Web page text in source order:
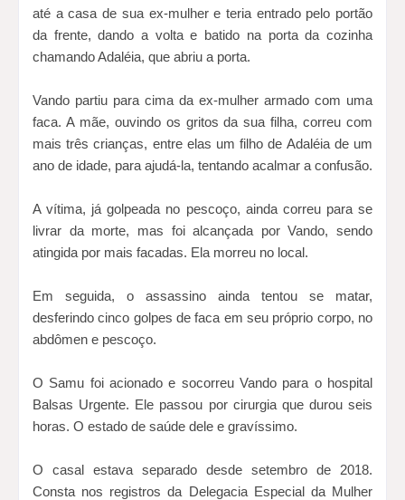
até a casa de sua ex-mulher e teria entrado pelo portão
da frente, dando a volta e batido na porta da cozinha
chamando Adaléia, que abriu a porta.
Vando partiu para cima da ex-mulher armado com uma
faca. A mãe, ouvindo os gritos da sua filha, correu com
mais três crianças, entre elas um filho de Adaléia de um
ano de idade, para ajudá-la, tentando acalmar a confusão.
A vítima, já golpeada no pescoço, ainda correu para se
livrar da morte, mas foi alcançada por Vando, sendo
atingida por mais facadas. Ela morreu no local.
Em seguida, o assassino ainda tentou se matar,
desferindo cinco golpes de faca em seu próprio corpo, no
abdômen e pescoço.
O Samu foi acionado e socorreu Vando para o hospital
Balsas Urgente. Ele passou por cirurgia que durou seis
horas. O estado de saúde dele e gravíssimo.
O casal estava separado desde setembro de 2018.
Consta nos registros da Delegacia Especial da Mulher